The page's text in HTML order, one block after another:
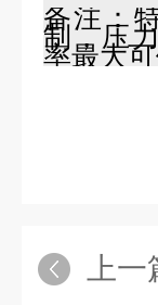
备注：
制，压
率最大
上一